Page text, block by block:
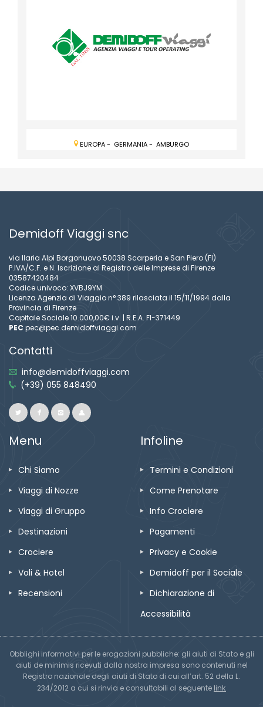
EUROPA- GERMANIA- AMBURGO
Demidoff Viaggi snc
via Ilaria Alpi Borgonuovo 50038 Scarperia e San Piero (FI)
P.IVA/C.F. e N. Iscrizione al Registro delle Imprese di Firenze
03587420484
Codice univoco: XVBJ9YM
Licenza Agenzia di Viaggio n° 389 rilasciata il 15/11/1994 dalla
Provincia di Firenze
Capitale Sociale 10.000,00€ i.v. | R.E.A. FI-371449
PEC pec@pec.demidoffviaggi.com
Contatti
info@demidoffviaggi.com
(+39) 055 848490
Menu
Chi Siamo
Viaggi di Nozze
Viaggi di Gruppo
Destinazioni
Crociere
Voli & Hotel
Recensioni
Infoline
Termini e Condizioni
Come Prenotare
Info Crociere
Pagamenti
Privacy e Cookie
Demidoff per il Sociale
Dichiarazione di
Accessibilità
Obblighi informativi per le erogazioni pubbliche: gli aiuti di Stato e gli
aiuti de minimis ricevuti dalla nostra impresa sono contenuti nel
Registro nazionale degli aiuti di Stato di cui all’art. 52 della L.
234/2012 a cui si rinvia e consultabili al seguente link